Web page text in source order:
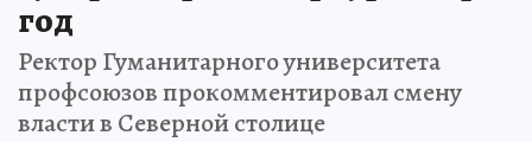
год
Ректор Гуманитарного университета
профсоюзов прокомментировал смену
власти в Северной столице